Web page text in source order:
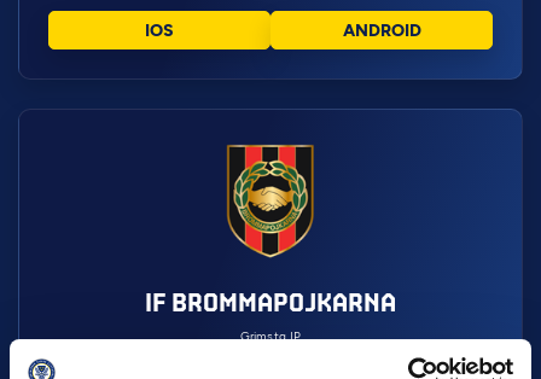
IOS ANDROID
IF BROMMAPOJKARNA
Grimsta IP